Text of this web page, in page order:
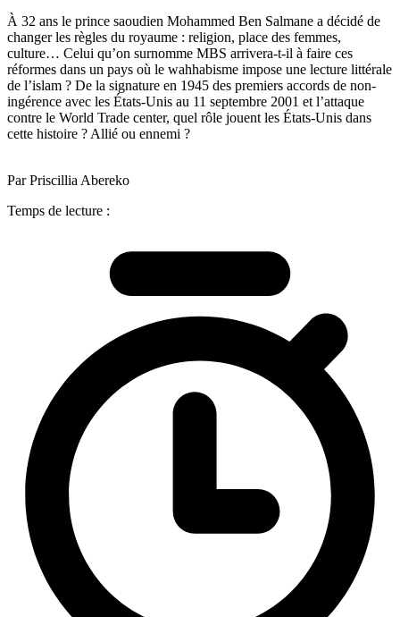
À 32 ans le prince saoudien Mohammed Ben Salmane a décidé de
changer les règles du royaume : religion, place des femmes,
culture… Celui qu’on surnomme MBS arrivera-t-il à faire ces
réformes dans un pays où le wahhabisme impose une lecture littérale
de l’islam ? De la signature en 1945 des premiers accords de non-
ingérence avec les États-Unis au 11 septembre 2001 et l’attaque
contre le World Trade center, quel rôle jouent les États-Unis dans
cette histoire ? Allié ou ennemi ?
Par Priscillia Abereko
Temps de lecture :